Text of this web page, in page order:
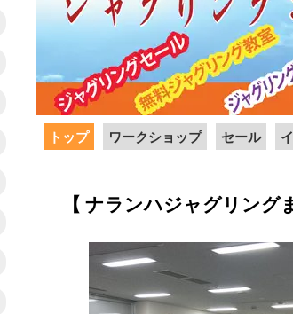
トップ ワークショップ セール
ナランハジャグリング